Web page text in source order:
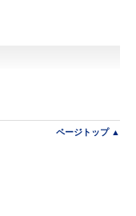
ページトップ ▲